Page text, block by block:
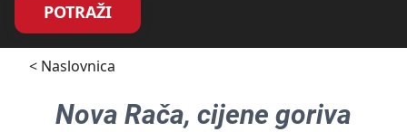
POTRAŽI
< Naslovnica
Nova Rača, cijene goriva